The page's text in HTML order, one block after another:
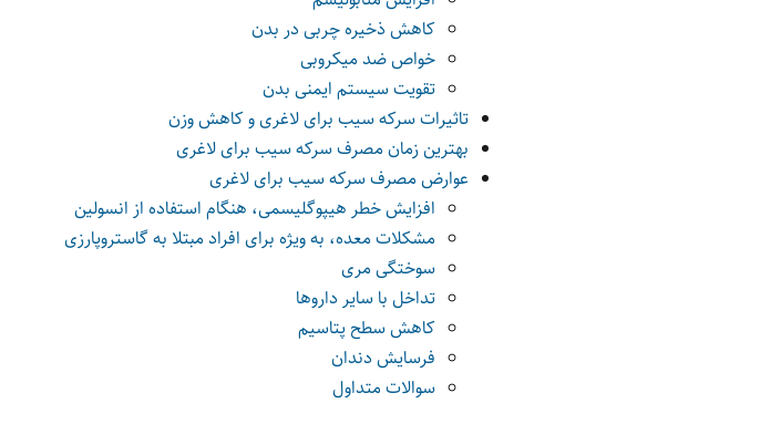
کاهش ذخیره چربی در بدن
خواص ضد میکروبی
تقویت سیستم ایمنی بدن
تاثیرات سرکه سیب برای لاغری و کاهش وزن
بهترین زمان مصرف سرکه سیب برای لاغری
عوارض مصرف سرکه سیب برای لاغری
افزایش خطر هیپوگلیسمی، هنگام استفاده از انسولین
مشکلات معده، به ویژه برای افراد مبتلا به گاستروپارزی
سوختگی مری
تداخل با سایر داروها
کاهش سطح پتاسیم
فرسایش دندان
سوالات متداول